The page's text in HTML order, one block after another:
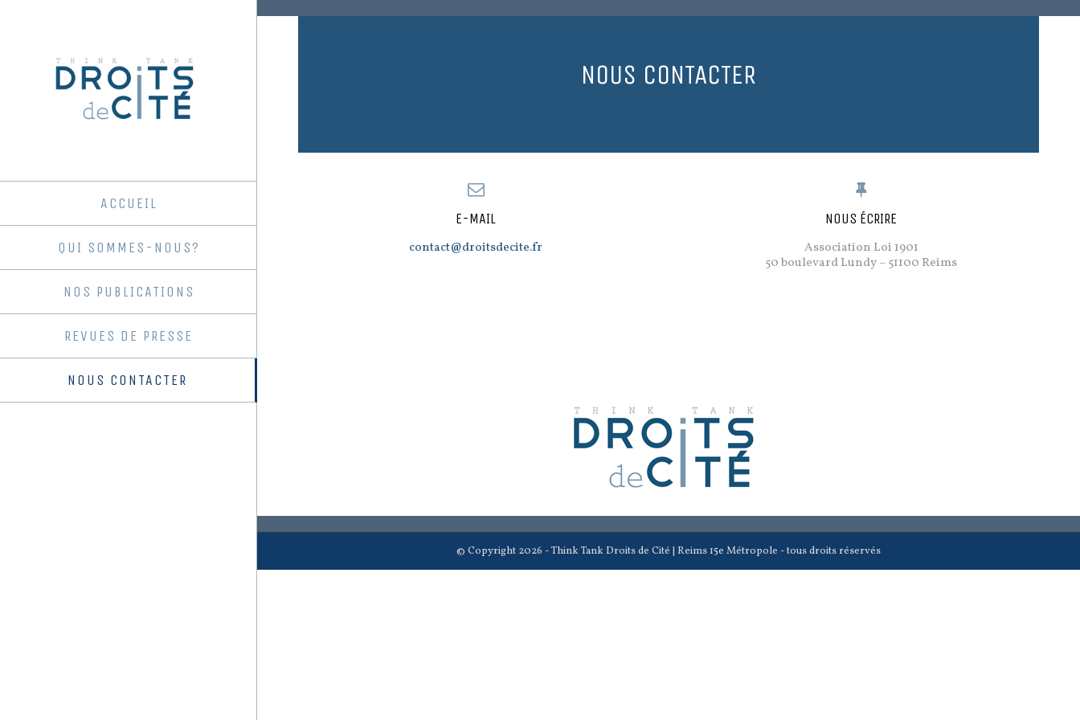
ACCUEIL
QUI SOMMES-NOUS?
NOS PUBLICATIONS
REVUES DE PRESSE
NOUS CONTACTER
NOUS CONTACTER
E-MAIL
contact@droitsdecite.fr
NOUS ÉCRIRE
Association Loi 1901
50 boulevard Lundy – 51100 Reims
© Copyright 2026 - Think Tank Droits de Cité | Reims 15e Métropole - tous droits réservés